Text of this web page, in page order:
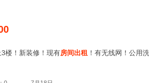
楼！新装修！现有房间出租 ！有无线网！公用